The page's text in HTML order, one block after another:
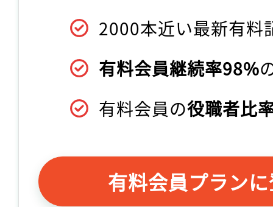
2000本近い最新有料
有料会員継続率98%
有料会員の役職者比
有料会員プラン